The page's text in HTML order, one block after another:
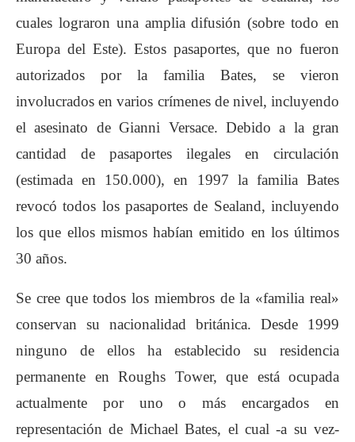
cuales lograron una amplia difusión (sobre todo en
Europa del Este). Estos pasaportes, que no fueron
autorizados por la familia Bates, se vieron
involucrados en varios crímenes de nivel, incluyendo
el asesinato de Gianni Versace. Debido a la gran
cantidad de pasaportes ilegales en circulación
(estimada en 150.000), en 1997 la familia Bates
revocó todos los pasaportes de Sealand, incluyendo
los que ellos mismos habían emitido en los últimos
30 años.
Se cree que todos los miembros de la «familia real»
conservan su nacionalidad británica. Desde 1999
ninguno de ellos ha establecido su residencia
permanente en Roughs Tower, que está ocupada
actualmente por uno o más encargados en
representación de Michael Bates, el cual -a su vez-